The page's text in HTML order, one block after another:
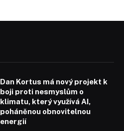
Dan Kortus má nový projekt k
boji proti nesmyslům o
klimatu, který využívá AI,
poháněnou obnovitelnou
energií